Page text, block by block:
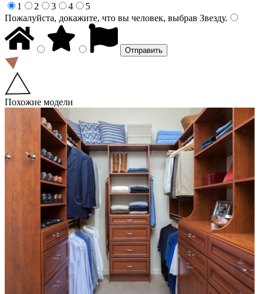
1
2 3 4
5
Пожалуйста, докажите, что вы человек, выбрав Звезду.
Похожие модели